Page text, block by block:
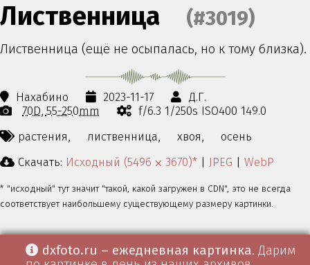
Лиственница (#3019)
Лиственница (ещё не осыпалась, но к тому близка).
Нахабино 2023-11-17
Д.Г.
70D 55-250mm
f/6.3 1/250s ISO400 149.0
растения,
лиственница, хвоя,
осень
Скачать: Исходный (5496 ⨉ 3670)* | JPEG | WebP
* "исходный" тут значит "такой, какой загружен в CDN", это не всегда
соответствует наибольшему существующему размеру картинки.
dxfoto.ru – ежедневная картинка. Дарим